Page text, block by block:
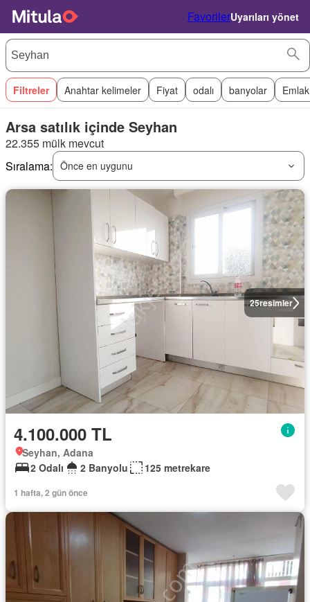
FavorilerUyarıları yönet
Filtreler Anahtar kelimeler Fiyat odalı banyolar
Arsa satılık içinde Seyhan
22.355 mülk mevcut
Sıralama: Önce en uygunu
25resimler
4.100.000 TL
Seyhan, Adana
2 Odalı
2 Banyolu 125 metrekare
1 hafta, 2 gün önce